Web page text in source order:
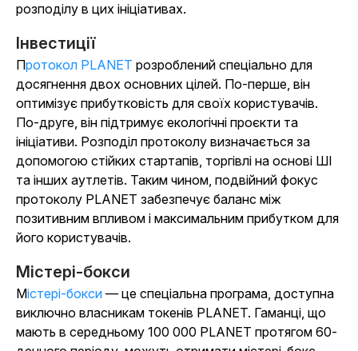
розподілу в цих ініціативах.
Інвестиції
Протокол PLANET розроблений спеціально для
досягнення двох основних цілей. По-перше, він
оптимізує прибутковість для своїх користувачів.
По-друге, він підтримує екологічні проєкти та
ініціативи. Розподіл протоколу визначається за
допомогою стійких стартапів, торгівлі на основі ШІ
та інших аутлетів. Таким чином, подвійний фокус
протоколу PLANET забезпечує баланс між
позитивним впливом і максимальним прибутком для
його користувачів.
Містері-бокси
Містері-бокси — це спеціальна програма, доступна
виключно власникам токенів PLANET. Гаманці, що
мають в середньому 100 000 PLANET протягом 60-